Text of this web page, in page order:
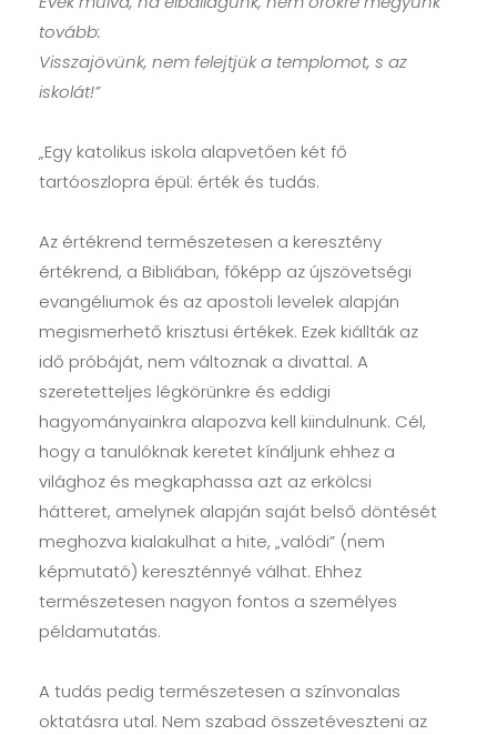
tovább:
Visszajövünk, nem felejtjük a templomot, s az
iskolát!”
„Egy katolikus iskola alapvetően két fő
tartóoszlopra épül: érték és tudás.
Az értékrend természetesen a keresztény
értékrend, a Bibliában, főképp az újszövetségi
evangéliumok és az apostoli levelek alapján
megismerhető krisztusi értékek. Ezek kiállták az
idő próbáját, nem változnak a divattal. A
szeretetteljes légkörünkre és eddigi
hagyományainkra alapozva kell kiindulnunk. Cél,
hogy a tanulóknak keretet kínáljunk ehhez a
világhoz és megkaphassa azt az erkölcsi
hátteret, amelynek alapján saját belső döntését
meghozva kialakulhat a hite, „valódi” (nem
képmutató) kereszténnyé válhat. Ehhez
természetesen nagyon fontos a személyes
példamutatás.
A tudás pedig természetesen a színvonalas
oktatásra utal. Nem szabad összetéveszteni az